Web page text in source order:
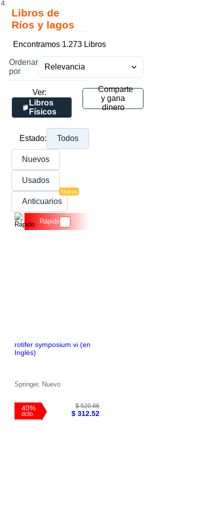
Libros de
Ríos y lagos
Encontramos 1.273 Libros
Ordenar
por
Ver:
Libros
Físicos
Comparte
y gana
dinero
Estado: Todos
Nuevos
Usados
Anticuarios
Nuevo
Rápido
rotifer symposium vi (en
Inglés)
Springer, Nuevo